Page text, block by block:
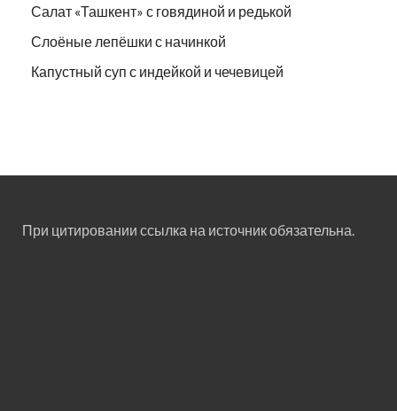
Салат «Ташкент» с говядиной и редькой
Слоёные лепёшки с начинкой
Капустный суп с индейкой и чечевицей
При цитировании ссылка на источник обязательна.